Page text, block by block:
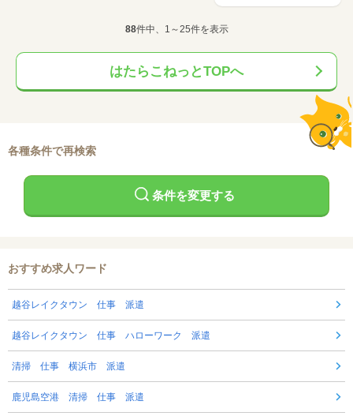
88件中、1～25件を表示
はたらこねっとTOPへ
各種条件で再検索
条件を変更する
おすすめ求人ワード
越谷レイクタウン 仕事 派遣
越谷レイクタウン 仕事 ハローワーク 派遣
清掃 仕事 横浜市 派遣
鹿児島空港 清掃 仕事 派遣